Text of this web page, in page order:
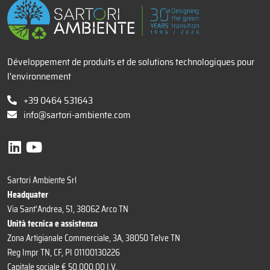
Développement de produits et de solutions technologiques pour
l'environnement
+39 0464 531643
info@sartori-ambiente.com
Sartori Ambiente Srl
Headquater
Via Sant'Andrea, 51, 38062 Arco TN
Unità tecnica e assistenza
Zona Artigianale Commerciale, 3A, 38050 Telve TN
Reg Impr TN, CF, PI 01100130226
Capitale sociale € 50.000,00 I.V.